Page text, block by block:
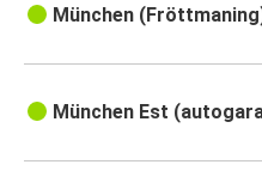
München
München Est